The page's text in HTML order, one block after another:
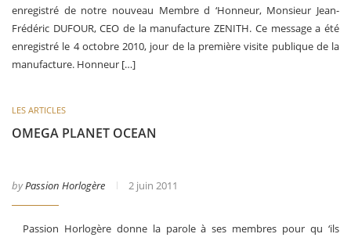
enregistré de notre nouveau Membre d ‘Honneur, Monsieur Jean-
Frédéric DUFOUR, CEO de la manufacture ZENITH. Ce message a été
enregistré le 4 octobre 2010, jour de la première visite publique de la
manufacture. Honneur […]
LES ARTICLES
OMEGA PLANET OCEAN
byPassion Horlogère 2 juin 2011
Passion Horlogère donne la parole à ses membres pour qu ‘ils